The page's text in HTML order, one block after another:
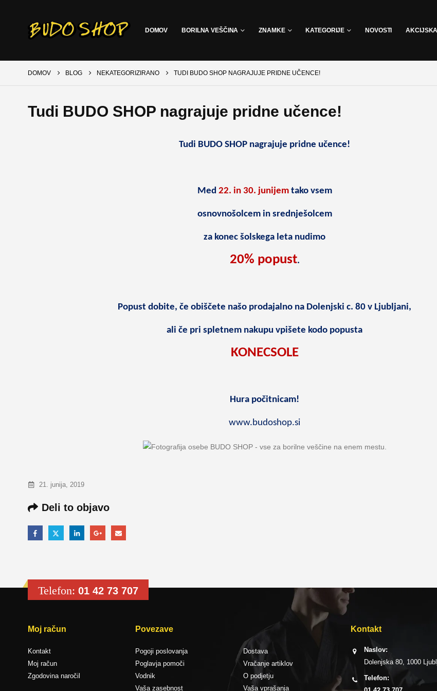
DOMOV BORILNA VEŠČINA ZNAMKE KATEGORIJE NOVOSTI
DOMOV BLOG NEKATEGORIZIRANO TUDI BUDO SHOP NAGRAJUJE PRIDNE UČENCE!
Tudi BUDO SHOP nagrajuje pridne učence!
Tudi BUDO SHOP nagrajuje pridne učence!
Med 22. in 30. junijemtako vsem
osnovnošolcem in srednješolcem
za konec šolskega leta nudimo
20% popust.
Popust dobite, če obiščete našo prodajalno na Dolenjski c. 80 v Ljubljani,
ali če pri spletnem nakupu vpišete kodo popusta
KONECSOLE
Hura počitnicam!
www.budoshop.si
21. junija, 2019
Deli to objavo
Telefon: 01 42 73 707
Moj račun
Kontakt
Moj račun
Zgodovina naročil
Povezave
Pogoji poslovanja
Poglavja pomoči
Vodnik
Vaša zasebnost
Dostava
Vračanje artiklov
O podjetju
Vaša vprašanja
Kontakt
Naslov:
Dolenjska 80, 1000
Telefon: